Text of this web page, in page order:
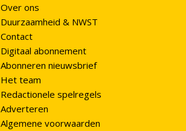
Over ons
Duurzaamheid & NWST
Contact
Digitaal abonnement
Abonneren nieuwsbrief
Het team
Redactionele spelregels
Adverteren
Algemene voorwaarden